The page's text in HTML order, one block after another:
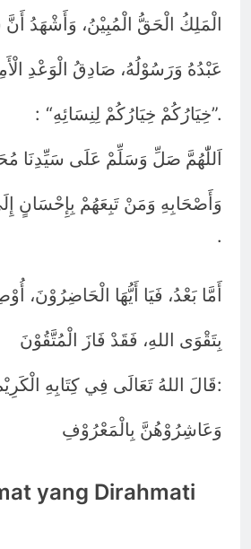
الْمَلِكُ الْحَقُّ الْمُبِيْنُ، وَأَشْهَدُ أَنَّ
عَبْدُهُ وَرَسُوْلُهُ، صَادِقُ الْوَعْدِ
: “خِيَارُكُمْ خِيَارُكُمْ لِنِسَائِهِ”.
اَللّٰهُمَّ صَلِّ وَسَلِّمْ عَلَى سَيِّدِنَا
وَأَصْحَابِهِ وَمَنْ تَبِعَهُمْ بِإِحْسَانٍ
.
أَمَّا بَعْدُ، فَيَا أَيُّهَا الْحَاضِرُوْنَ،
بِتَقْوَى اللهِ، فَقَدْ فَازَ الْمُتَّقُوْنَ
قَالَ اللهُ تَعَالَى فِي كِتَابِهِ:
وَعَاشِرُوْهُنَّ بِالْمَعْرُوْفِ
yang Dirahmati